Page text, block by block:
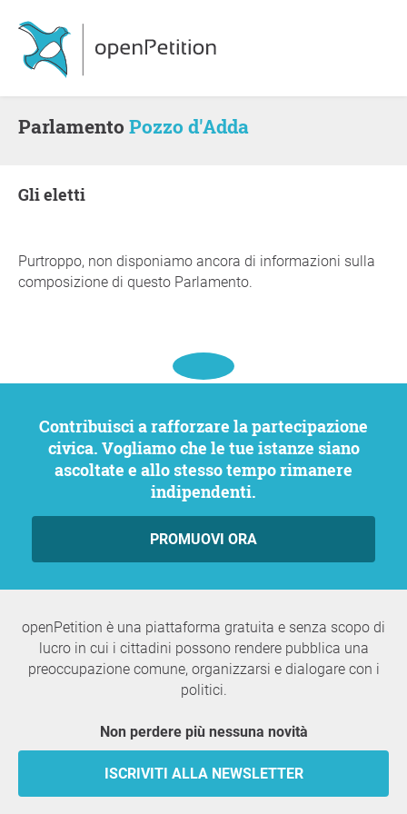
Parlamento Pozzo d'Adda
gli eletti
Purtroppo, non disponiamo ancora di informazioni sulla
composizione di questo Parlamento.
Contribuisci a rafforzare la partecipazione
civica. Vogliamo che le tue istanze siano
ascoltate e allo stesso tempo rimanere
indipendenti.
PROMUOVI ORA
openPetition è una piattaforma gratuita e senza scopo di
lucro in cui i cittadini possono rendere pubblica una
preoccupazione comune, organizzarsi e dialogare con i
politici.
Non perdere più nessuna novità
ISCRIVITI ALLA NEWSLETTER